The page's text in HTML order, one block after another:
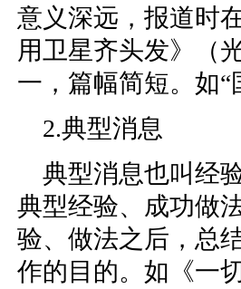
意义深远，报道时
用卫星齐头发》（
一，篇幅简短。如“
2.典型消息
典型消息也叫经
典型经验、成功做
验、做法之后，总
作的目的。如《一